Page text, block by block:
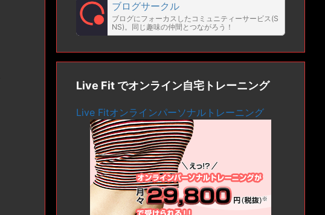
ブログサークル
ブログにフォーカスしたコミュニティーサービス(S
NS)。同じ趣味の仲間とつながろう！
Live Fit でオンライン自宅トレーニング
Live Fitオンラインパーソナルトレーニング